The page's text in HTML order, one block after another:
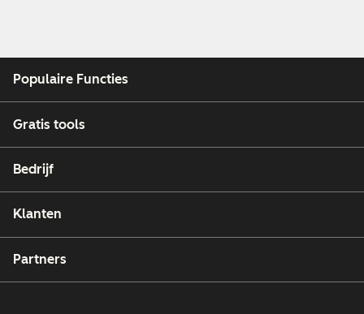
Populaire Functies
Gratis tools
Bedrijf
Klanten
Partners